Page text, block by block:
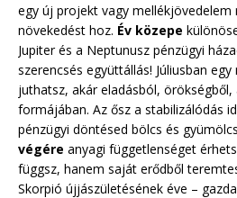
egy új projekt vagy mellékjövedelem
növekedést hoz. Év közepe
Jupiter és a Neptunusz pénzügyi
szerencsés együttállás! Júliusban
juthatsz, akár eladásból,
formájában. Az ősz a stabilizálódás
pénzügyi döntésed bölcs és
végére anyagi függetlenséget
függsz, hanem saját erődből
Skorpió újjászületésének éve –